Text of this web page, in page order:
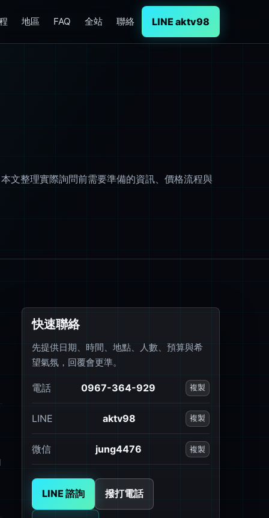
地區 FAQ 全站 聯絡 LINE aktv98
文整理實際詢問前需要準備的資訊、價格流程與
快速聯絡
先提供日期、時間、地點、人數、預算與希
望氣氛，回覆會更準。
電話 0967-364-929 複製
LINE aktv98 複製
微信 jung4476 複製
LINE 諮詢 撥打電話